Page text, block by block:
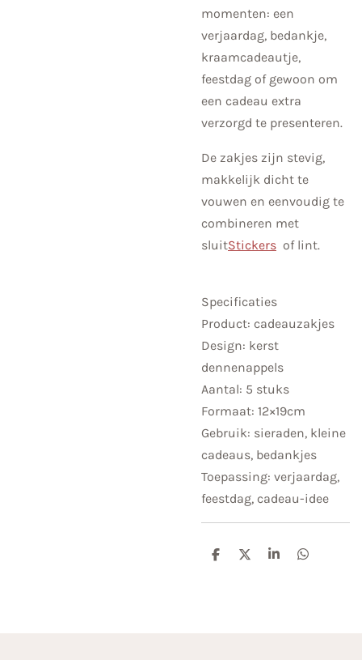
momenten: een
verjaardag, bedankje,
kraamcadeautje,
feestdag of gewoon om
een cadeau extra
verzorgd te presenteren.
De zakjes zijn stevig,
makkelijk dicht te
vouwen en eenvoudig te
combineren met
sluitStickers of lint.
Specificaties
Product: cadeauzakjes
Design: kerst
dennenappels
Aantal: 5 stuks
Formaat: 12×19cm
Gebruik: sieraden, kleine
cadeaus, bedankjes
Toepassing: verjaardag,
feestdag, cadeau-idee
D
D
S
D